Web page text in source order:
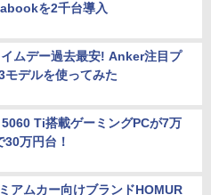
を2千台導入
ムデー過去最安! Anker注目プ
モデルを使ってみた
Ti搭載ゲーミングPCが7万
万円台！
アムカー向けブランドHOMUR